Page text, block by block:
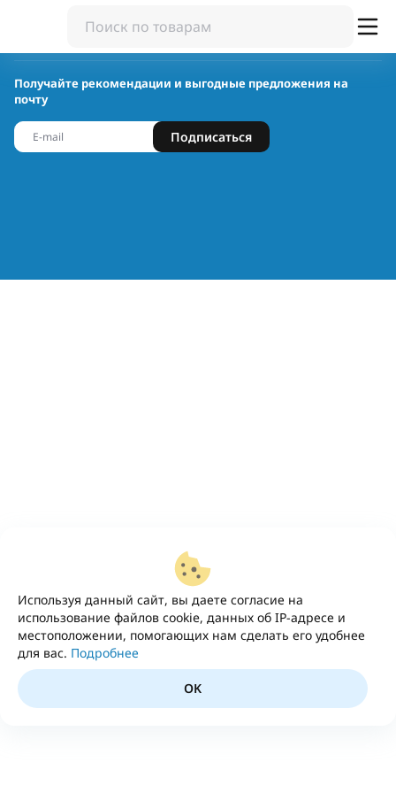
Используя данный сайт, вы даете согласие на
использование файлов cookie, данных об IP-адресе и
местоположении, помогающих нам сделать его удобнее
для вас. Подробнее
OK
Получайте рекомендации и выгодные предложения на
почту
Подписаться